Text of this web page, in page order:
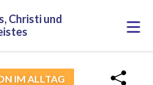
Christi und
IM ALLTAG